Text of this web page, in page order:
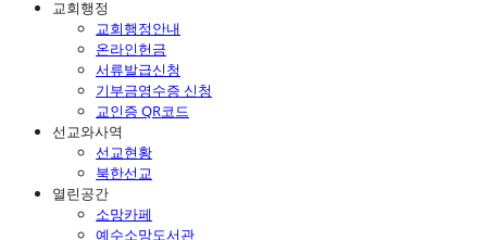
교회행정
교회행정안내
온라인헌금
서류발급신청
기부금영수증 신청
교인증 QR코드
선교와사역
선교현황
북한선교
열린공간
소망카페
예수소망도서관